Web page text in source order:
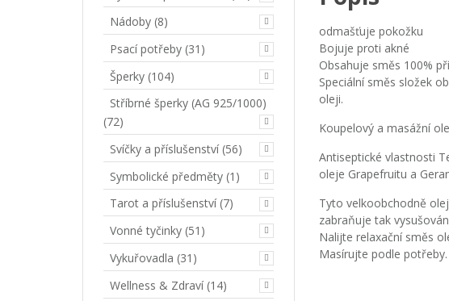
množství
odmašťuje pokožku
Bojuje proti akné
Obsahuje směs 100%
Speciální směs složek
oleji.
Koupelový a masážní
Antiseptické vlastnosti
oleje Grapefruitu a
Tyto velkoobchodně
zabraňuje tak
Nalijte relaxační směs
Masírujte podle potřeby.
Nádoby (8)
Psací potřeby (31)
Šperky (104)
Stříbrné šperky (AG 925/1000)
(72)
Svíčky a příslušenství (56)
Symbolické předměty (1)
Tarot a příslušenství (7)
Vonné tyčinky (51)
Vykuřovadla (31)
Wellness & Zdraví (14)